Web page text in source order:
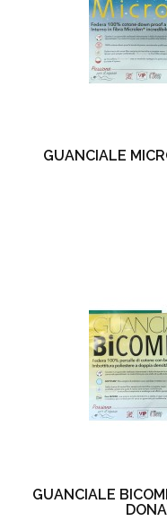
GUANCIALE
GUANCIALE